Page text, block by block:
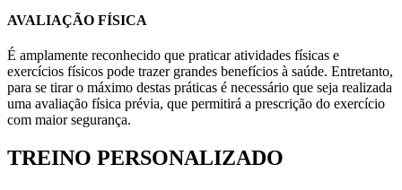
AVALIAÇÃO FÍSICA
É amplamente reconhecido que praticar atividades físicas e
exercícios físicos pode trazer grandes benefícios à saúde. Entretanto,
para se tirar o máximo destas práticas é necessário que seja realizada
uma avaliação física prévia, que permitirá a prescrição do exercício
com maior segurança.
TREINO PERSONALIZADO